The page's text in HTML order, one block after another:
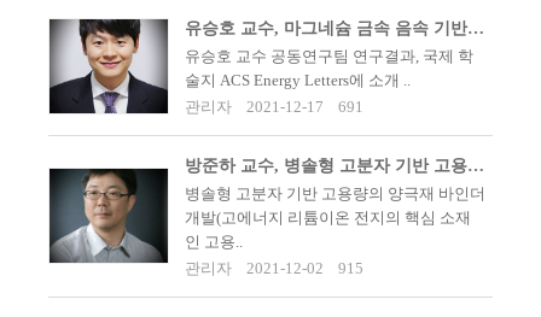
유승호 교수, 마그네슘 금속 음속 기반 차세대 이차전지 개발
유승호 교수 공동연구팀 연구결과, 국제 학
술지 ACS Energy Letters에 소개 ..
관리자
2021-12-17 691
방준하 교수, 병솔형 고분자 기반 고용량의 양극재 바인더 개발
병솔형 고분자 기반 고용량의 양극재 바인더
개발(고에너지 리튬이온 전지의 핵심 소재
인 고용..
관리자
2021-12-02 915